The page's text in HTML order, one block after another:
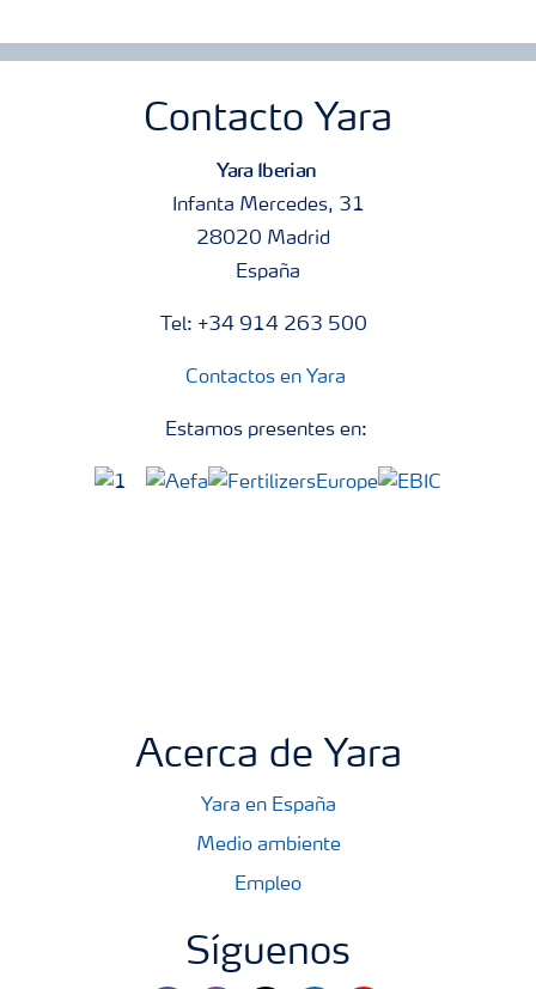
Contacto Yara
Yara Iberian
Infanta Mercedes, 31
28020 Madrid
España
Tel: +34 914 263 500
Contactos en Yara
Estamos presentes en:
Acerca de Yara
Yara en España
Medio ambiente
Empleo
Síguenos